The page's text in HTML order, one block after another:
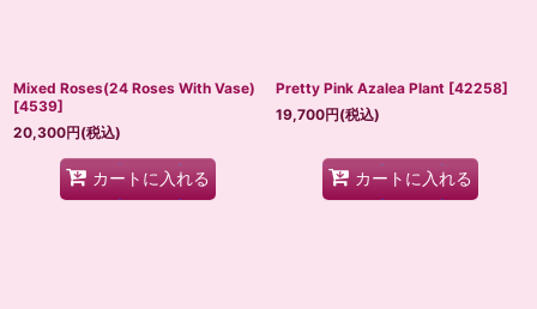
Mixed Roses(24 Roses With Vase)
[4539]
20,300円(税込)
カートに入れる
Pretty Pink Azalea Plant [42258]
19,700円(税込)
カートに入れる